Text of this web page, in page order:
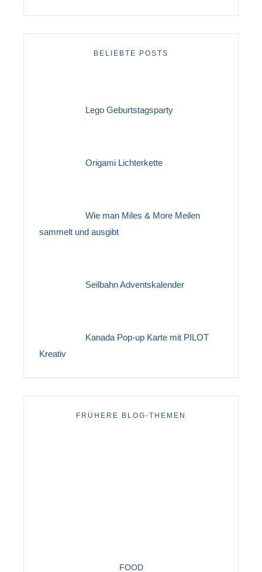
BELIEBTE POSTS
Lego Geburtstagsparty
Origami Lichterkette
Wie man Miles & More Meilen
sammelt und ausgibt
Seilbahn Adventskalender
Kanada Pop-up Karte mit PILOT
Kreativ
FRÜHERE BLOG-THEMEN
FOOD